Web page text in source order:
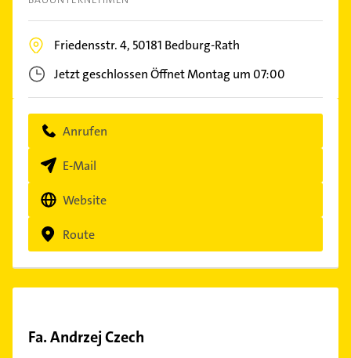
Friedensstr. 4, 50181 Bedburg-Rath
Jetzt geschlossenÖffnet Montag um 07:00
Anrufen
E-Mail
Website
Route
Fa. Andrzej Czech